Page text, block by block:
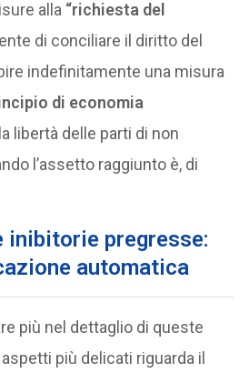
alla “richiesta del
di conciliare il diritto del
indefinitamente una misura
di economia
libertà delle parti di non
l’assetto raggiunto è, di
inibitorie pregresse:
automatica
più nel dettaglio di queste
più delicati riguarda il